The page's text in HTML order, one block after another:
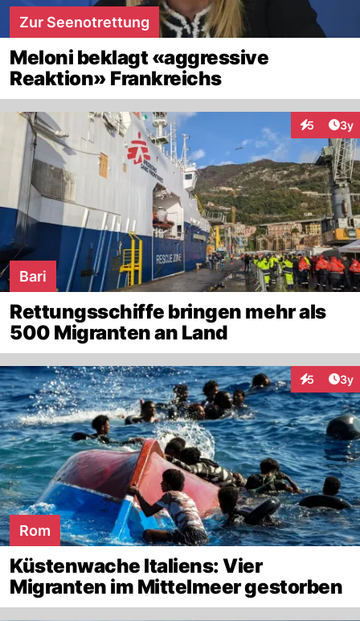
Zur Seenotrettung
Meloni beklagt «aggressive
Reaktion» Frankreichs
5 3y
Bari
Rettungsschiffe bringen mehr als
500 Migranten an Land
5 3y
Rom
Küstenwache Italiens: Vier
Migranten im Mittelmeer gestorben